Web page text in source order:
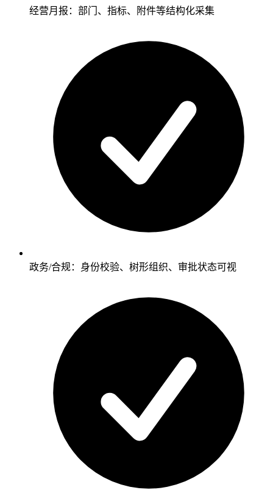
经营月报：部门、指标、附件等结构化采集
政务/合规：身份校验、树形组织、审批状态可视